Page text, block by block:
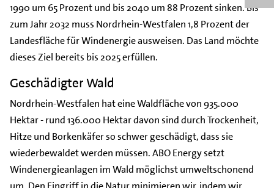
1990 um 65 Prozent und bis 2040 um 88 Prozent sinken. Bis
zum Jahr 2032 muss Nordrhein-Westfalen 1,8 Prozent der
Landesfläche für Windenergie ausweisen. Das Land möchte
dieses Ziel bereits bis 2025 erfüllen.
Geschädigter Wald
Nordrhein-Westfalen hat eine Waldfläche von 935.000
Hektar - rund 136.000 Hektar davon sind durch Trockenheit,
Hitze und Borkenkäfer so schwer geschädigt, dass sie
wiederbewaldet werden müssen. ABO Energy setzt
Windenergieanlagen im Wald möglichst umweltschonend